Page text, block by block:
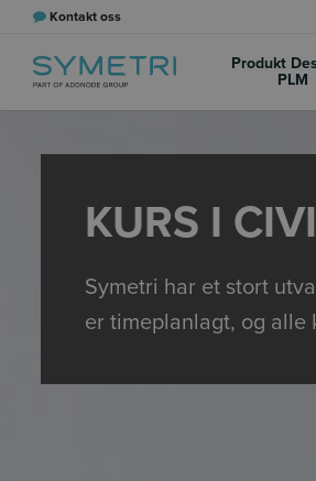
Kontakt oss
Produkt
PLM
KURS I
Symetri har et stort
er timeplanlagt, og alle